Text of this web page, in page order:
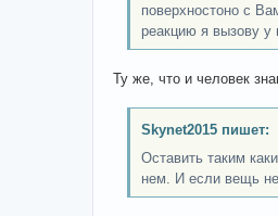
поверхностоно с
реакцию я вызову у
Ту же, что и человек
Skynet2015 пишет:
Оставить таким
нем. И если вещь